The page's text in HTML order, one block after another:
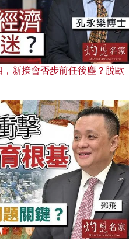
新揆會否步前任後塵？脫歐